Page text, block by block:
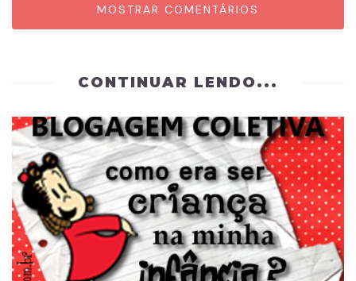
MOSTRAR COMENTÁRIOS
CONTINUAR LENDO...